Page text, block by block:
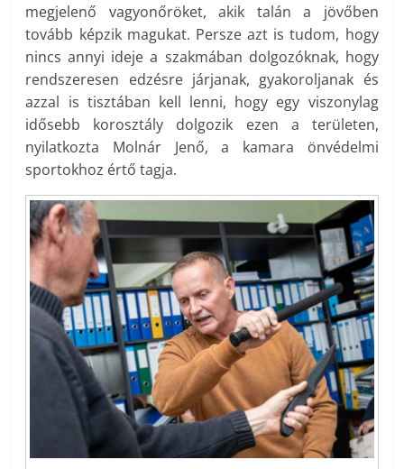
megjelenő vagyonőröket, akik talán a jövőben
tovább képzik magukat. Persze azt is tudom, hogy
nincs annyi ideje a szakmában dolgozóknak, hogy
rendszeresen edzésre járjanak, gyakoroljanak és
azzal is tisztában kell lenni, hogy egy viszonylag
idősebb korosztály dolgozik ezen a területen,
nyilatkozta Molnár Jenő, a kamara önvédelmi
sportokhoz értő tagja.